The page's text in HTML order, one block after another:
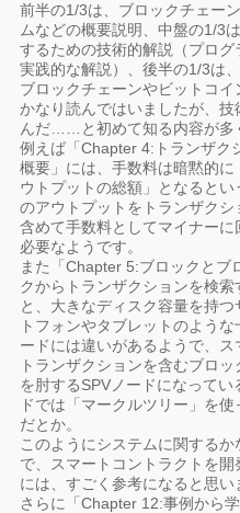
前半の1/3は、ブロックチェー
ムなどの概要説明、中盤の1/3
するための技術的解説（プロ
実践的な解説）、後半の1/3は
ブロックチェーンやビットコ
かなり読んではいましたが、
んだ……と初めて知る内容が多
例えば「Chapter 4:トランザク
概要」には、手数料は暗黙的
ウトプットの総額」となると
のアウトプットをトランザク
含めて手数料としてマイナー
必要なようです。
また「Chapter 5:ブロックとブ
クからトランザクションを検
と、大きなディスク容量を持
トフォンやタブレットのよう
ードには違いがあるようで、ス
トランザクションを含むブロ
を肘するSPVノードになって
ドでは「マークルツリー」を
だとか。
このようにシステムに関する
で、スマートコントラクトを
には、すごく参考になると思い
さらに「Chapter 12:事例から